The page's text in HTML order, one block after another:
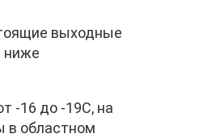
выходные
ниже
-16 до -19С, на
в областном